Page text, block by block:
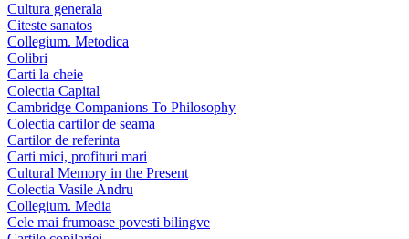
Cultura generala
Citeste sanatos
Collegium. Metodica
Colibri
Carti la cheie
Colectia Capital
Cambridge Companions To Philosophy
Colectia cartilor de seama
Cartilor de referinta
Carti mici, profituri mari
Cultural Memory in the Present
Colectia Vasile Andru
Collegium. Media
Cele mai frumoase povesti bilingve